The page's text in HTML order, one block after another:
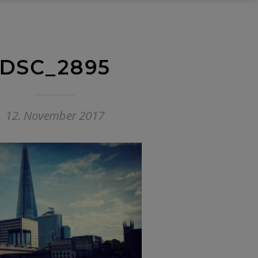
DSC_2895
12. November 2017